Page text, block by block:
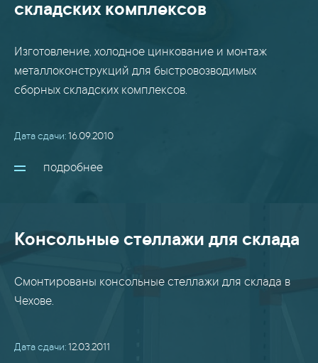
складских комплексов
Изготовление, холодное цинкование и монтаж
металлоконструкций для быстровозводимых
сборных складских комплексов.
Дата сдачи:16.09.2010
подробнее
Консольные стеллажи для склада
Смонтированы консольные стеллажи для склада в
Чехове.
Дата сдачи:12.03.2011